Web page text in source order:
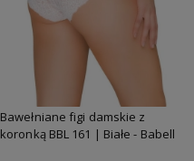
Bawełniane figi damskie z
koronką BBL 161 | Białe - Babell